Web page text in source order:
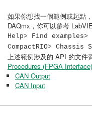
如果你想找一個範例或起點
DAQmx，你可以參考
Help> Find
CompactRIO> Chassis
上述範例涉及的 API 的文件
Procedures (FPGA
CAN Output
CAN Input